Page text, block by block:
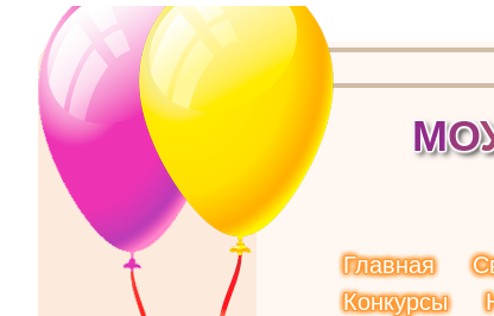
МО
Главная
Конкурсы